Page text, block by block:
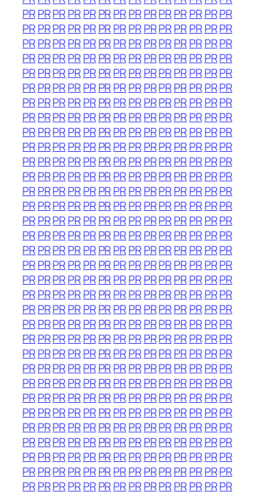
PRPRPRPRPR PRPRPRPRPRPRPR PRPR
PRPRPRPRPR PRPRPRPRPRPRPR PRPR
PRPRPRPRPR PRPRPRPRPRPRPR PRPR
PRPRPRPRPR PRPRPRPRPRPRPR PRPR
PRPRPRPRPR PRPRPRPRPRPRPR PRPR
PRPRPRPRPR PRPRPRPRPRPRPR PRPR
PRPRPRPRPR PRPRPRPRPRPRPR PRPR
PRPRPRPRPR PRPRPRPRPRPRPR PRPR
PRPRPRPRPR PRPRPRPRPRPRPR PRPR
PRPRPRPRPR PRPRPRPRPRPRPR PRPR
PRPRPRPRPR PRPRPRPRPRPRPR PRPR
PRPRPRPRPR PRPRPRPRPRPRPR PRPR
PRPRPRPRPR PRPRPRPRPRPRPR PRPR
PRPRPRPRPR PRPRPRPRPRPRPR PRPR
PRPRPRPRPR PRPRPRPRPRPRPR PRPR
PRPRPRPRPR PRPRPRPRPRPRPR PRPR
PRPRPRPRPR PRPRPRPRPRPRPR PRPR
PRPRPRPRPR PRPRPRPRPRPRPR PRPR
PRPRPRPRPR PRPRPRPRPRPRPR PRPR
PRPRPRPRPR PRPRPRPRPRPRPR PRPR
PRPRPRPRPR PRPRPRPRPRPRPR PRPR
PRPRPRPRPR PRPRPRPRPRPRPR PRPR
PRPRPRPRPR PRPRPRPRPRPRPR PRPR
PRPRPRPRPR PRPRPRPRPRPRPR PRPR
PRPRPRPRPR PRPRPRPRPRPRPR PRPR
PRPRPRPRPR PRPRPRPRPRPRPR PRPR
PRPRPRPRPR PRPRPRPRPRPRPR PRPR
PRPRPRPRPR PRPRPRPRPRPRPR PRPR
PRPRPRPRPR PRPRPRPRPRPRPR PRPR
PRPRPRPRPR PRPRPRPRPRPRPR PRPR
PRPRPRPRPR PRPRPRPRPRPRPR PRPR
PRPRPRPRPR PRPRPRPRPRPRPR PRPR
PRPRPRPRPR PRPRPRPRPRPRPR PRPR